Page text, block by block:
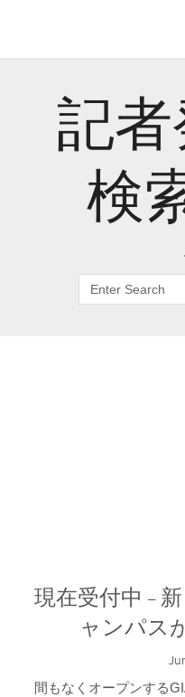
記
検
現在受付中 –
ャンパス
間もなくオープンする